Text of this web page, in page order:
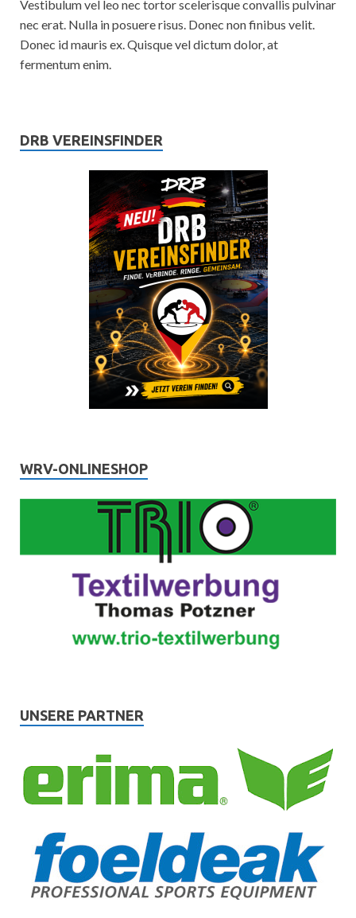
Vestibulum vel leo nec tortor scelerisque convallis pulvinar
nec erat. Nulla in posuere risus. Donec non finibus velit.
Donec id mauris ex. Quisque vel dictum dolor, at
fermentum enim.
DRB VEREINSFINDER
WRV-ONLINESHOP
UNSERE PARTNER